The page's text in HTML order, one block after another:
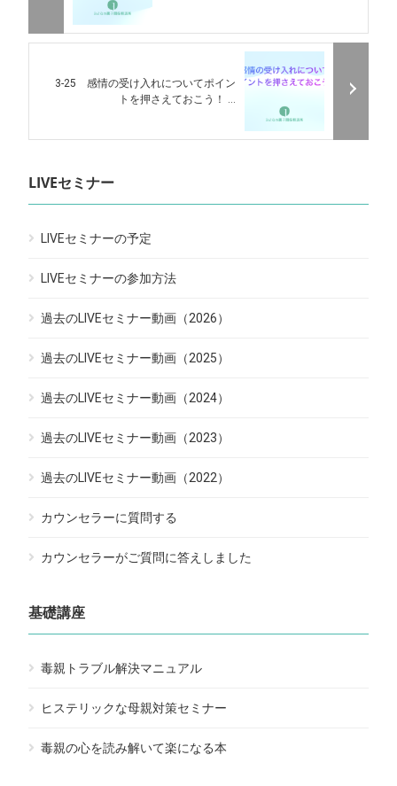
3-25 感情の受け入れについてポイン
トを押さえておこう！ ...
LIVEセミナー
LIVEセミナーの予定
LIVEセミナーの参加方法
過去のLIVEセミナー動画（2026）
過去のLIVEセミナー動画（2025）
過去のLIVEセミナー動画（2024）
過去のLIVEセミナー動画（2023）
過去のLIVEセミナー動画（2022）
カウンセラーに質問する
カウンセラーがご質問に答えしました
基礎講座
毒親トラブル解決マニュアル
ヒステリックな母親対策セミナー
毒親の心を読み解いて楽になる本